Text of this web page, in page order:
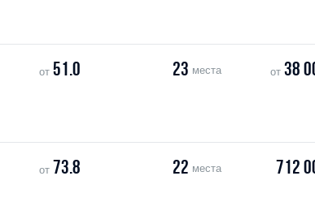
от51.0 23 места от 38
от 73.8 22 места 712